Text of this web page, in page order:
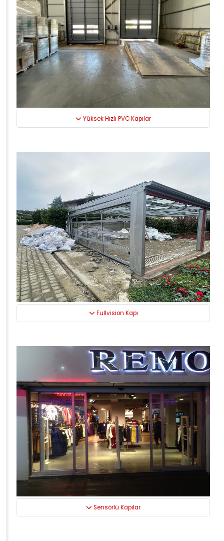
Yüksek Hızlı PVC Kapılar
Fullvision Kapı
Sensörlü Kapılar